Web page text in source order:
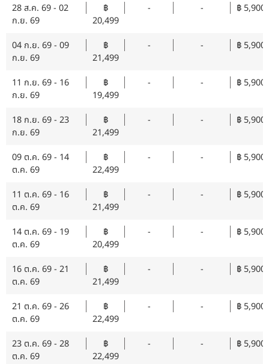
28 ส.ค. 69 - 02
ก.ย. 69
฿
20,499
- - ฿ 5,900
04 ก.ย. 69 - 09
ก.ย. 69
฿
21,499
- - ฿ 5,900
11 ก.ย. 69 - 16
ก.ย. 69
฿
19,499
- - ฿ 5,900
18 ก.ย. 69 - 23
ก.ย. 69
฿
21,499
- - ฿ 5,900
09 ต.ค. 69 - 14
ต.ค. 69
฿
22,499
- - ฿ 5,900
11 ต.ค. 69 - 16
ต.ค. 69
฿
21,499
- - ฿ 5,900
14 ต.ค. 69 - 19
ต.ค. 69
฿
20,499
- - ฿ 5,900
16 ต.ค. 69 - 21
ต.ค. 69
฿
21,499
- - ฿ 5,900
21 ต.ค. 69 - 26
ต.ค. 69
฿
22,499
- - ฿ 5,900
23 ต.ค. 69 - 28
ต.ค. 69
฿
22,499
- - ฿ 5,900